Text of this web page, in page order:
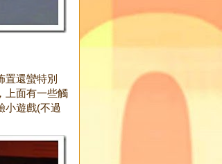
置還蠻特別
上面有一些觸
小遊戲(不過